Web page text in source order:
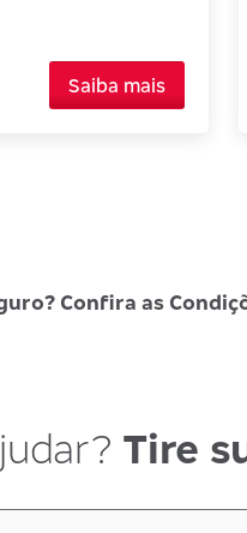
Saiba mais
Confira as
Tire